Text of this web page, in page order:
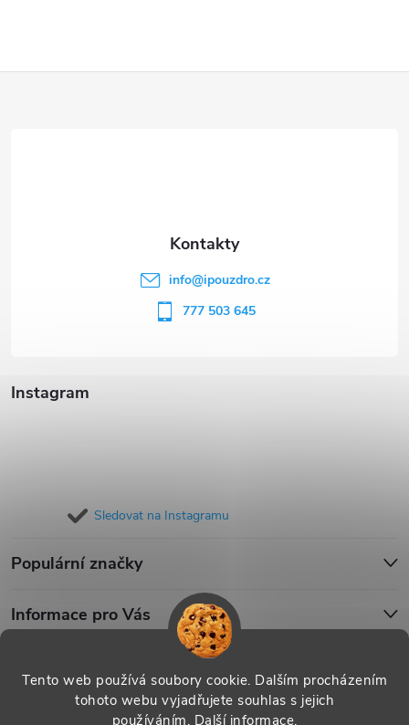
Tento web používá soubory cookie. Dalším procházením
tohoto webu vyjadřujete souhlas s jejich
používáním. Další informace.
Instagram
Sledovat na Instagramu
Populární značky
Informace pro Vás
info@ipouzdro.cz
777 503 645